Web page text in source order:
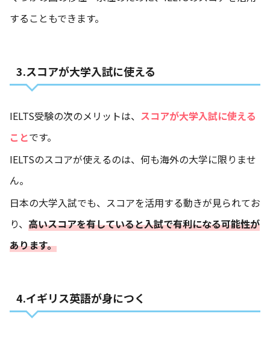
することもできます。
3.スコアが大学入試に使える
IELTS受験の次のメリットは、 スコアが大学入試に使える
ことです。
IELTSのスコアが使えるのは、何も海外の大学に限りませ
ん。
日本の大学入試でも、スコアを活用する動きが見られてお
り、 高いスコアを有していると入試で有利になる可能性が
あります。
4.イギリス英語が身につく